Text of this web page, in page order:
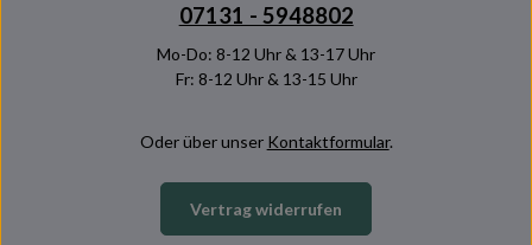
07131 - 5948802
Mo-Do: 8-12 Uhr & 13-17 Uhr
Fr: 8-12 Uhr & 13-15 Uhr
Oder über unser Kontaktformular.
Vertrag widerrufen